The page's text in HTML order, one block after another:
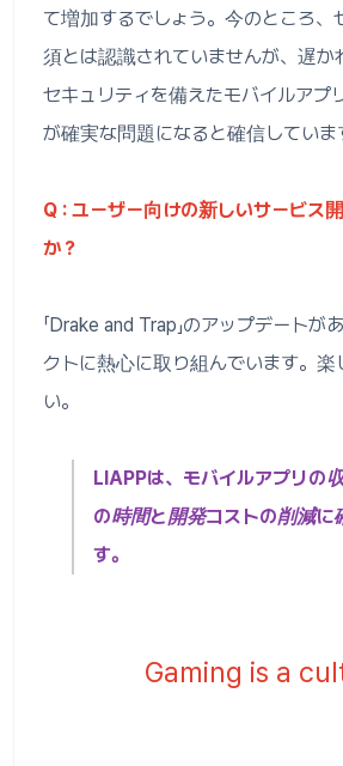
て増加するでしょう。今のところ、
須とは認識されていませんが、遅か
セキュリティを備えたモバイルアプ
が確実な問題になると確信していま
Q : ユーザー向けの新しいサービス
か？
「Drake and Trap」のアップデートが
クトに熱心に取り組んでいます。楽
い。
LIAPPは、モバイルアプリの
の時間と開発コストの削減に
す。
Gaming is a